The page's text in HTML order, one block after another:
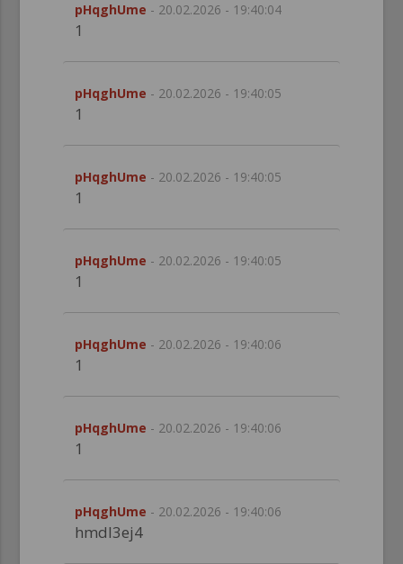
pHqghUme - 20.02.2026 - 19:40:04
1
pHqghUme - 20.02.2026 - 19:40:05
1
pHqghUme - 20.02.2026 - 19:40:05
1
pHqghUme - 20.02.2026 - 19:40:05
1
pHqghUme - 20.02.2026 - 19:40:06
1
pHqghUme - 20.02.2026 - 19:40:06
1
pHqghUme - 20.02.2026 - 19:40:06
hmdl3ej4